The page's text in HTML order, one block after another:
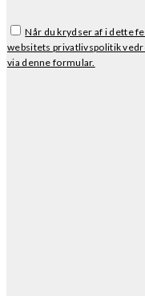
Når du krydser af i dette
websitets privatlivspolitik
via denne formular.